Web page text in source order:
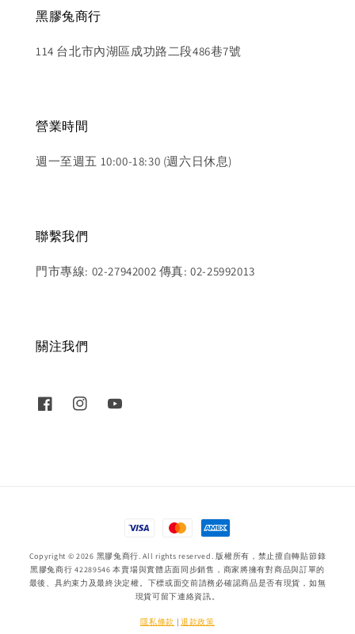
黑膠兔商行
114 台北市內湖區成功路二段486巷7號
營業時間
週一至週五 10:00-18:30 (週六日休息)
聯繫我們
門市專線: 02-27942002 傳真: 02-25992013
關注我們
Copyright © 2026 黑膠兔商行. All rights reserved. 版權所有，禁止擅自轉貼節錄
黑膠兔商行 42289546 本賣場與實體店面同步銷售，商家將擁有對商品與訂單的
最後、具約束力及最終決定權。下標或面交前請務必確認商品是否有現貨，如無
現貨可留下連絡資訊。
隱私條款 |退款政策